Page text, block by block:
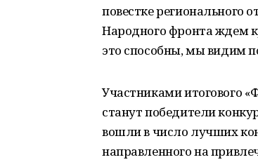
повестке регионального
Народного фронта ждем
это способны, мы видим
Участниками итогового
станут победители
вошли в число лучших
направленного на